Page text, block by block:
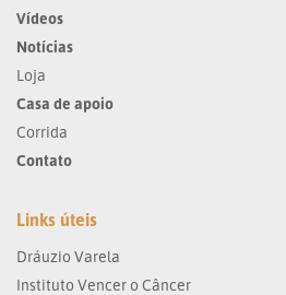
Vídeos
Notícias
Loja
Casa de apoio
Corrida
Contato
Links úteis
Dráuzio Varela
Instituto Vencer o Câncer